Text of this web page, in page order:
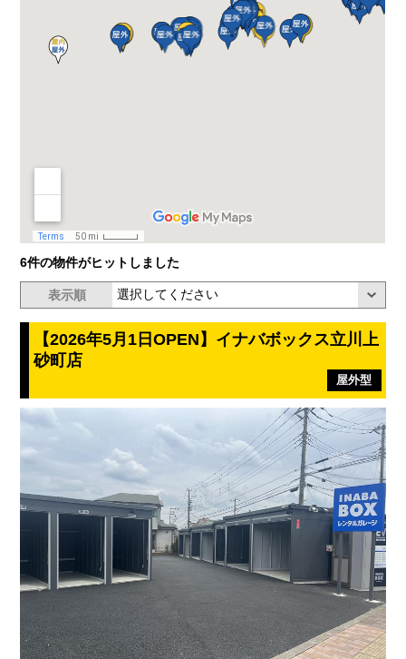
6件の物件がヒットしました
表示順
【2026年5月1日OPEN】イナバボックス立川上
砂町店
屋外型